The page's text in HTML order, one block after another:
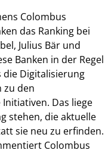
Colombus
das Ranking bei
Julius Bär und
Banken in der Regel
die Digitalisierung
zu den
Das liege
stehen, die aktuelle
sie neu zu erfinden.
Colombus